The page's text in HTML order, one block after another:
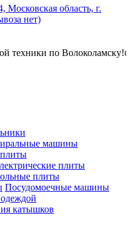
Московская область, г.
нет)
СО
машины
плиты
плиты
Посудомоечные машины
катышков